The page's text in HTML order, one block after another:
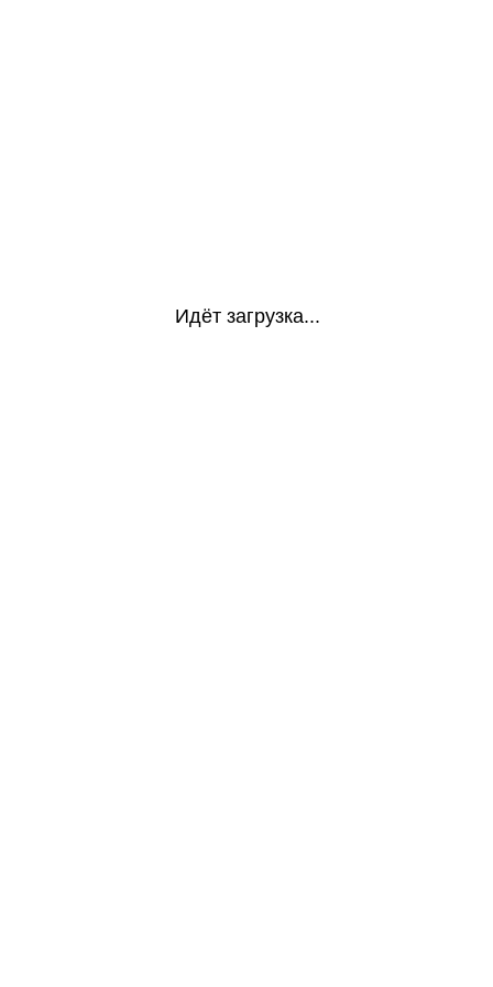
Идёт загрузка...